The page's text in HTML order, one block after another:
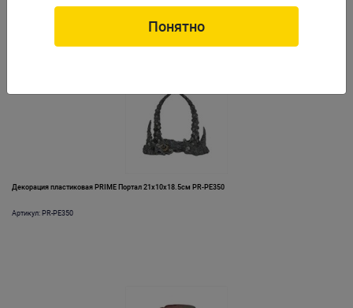
Декорация пластиковая PRIME Портал 21х10х18.5см PR-PE350
Артикул: PR-PE350
Понятно